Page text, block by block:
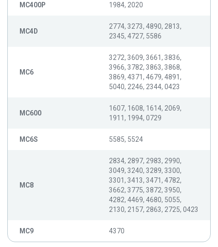
MC400P 1984, 2020
MC4D
2774, 3273, 4890, 2813,
2345, 4727, 5586
MC6
3272, 3609, 3661, 3836,
3966, 3782, 3863, 3868,
3869, 4371, 4679, 4891,
5040, 2246, 2344, 0423
MC600
1607, 1608, 1614, 2069,
1911, 1994, 0729
MC6S 5585, 5524
MC8
2834, 2897, 2983, 2990,
3049, 3240, 3289, 3300,
3301, 3413, 3471, 4782,
3662, 3775, 3872, 3950,
4282, 4469, 4680, 5055,
2130, 2157, 2863, 2725, 0423
MC9 4370